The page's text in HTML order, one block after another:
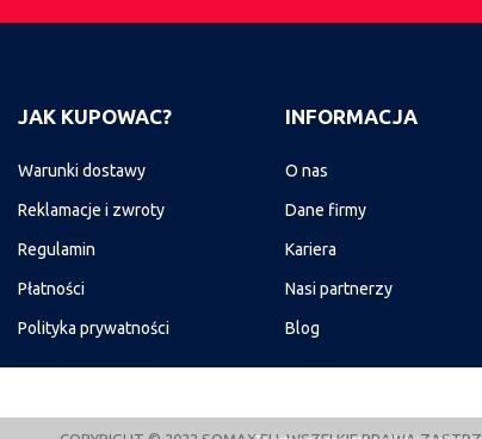
JAK KUPOWAC?
Warunki dostawy
Reklamacje i zwroty
Regulamin
Płatności
Polityka prywatności
INFORMACJA
O nas
Dane firmy
Kariera
Nasi partnerzy
Blog